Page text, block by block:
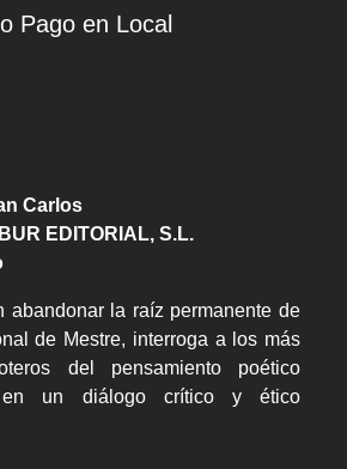
Pago en Local
Carlos
EDITORIAL, S.L.
abandonar la raíz permanente de
de Mestre, interroga a los más
del pensamiento poético
en un diálogo crítico y ético